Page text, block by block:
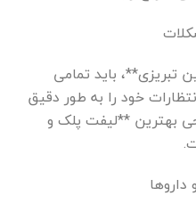
تبریزی**، باید تمامی
خود را به طور دقیق
بهترین **لیفت پلک و